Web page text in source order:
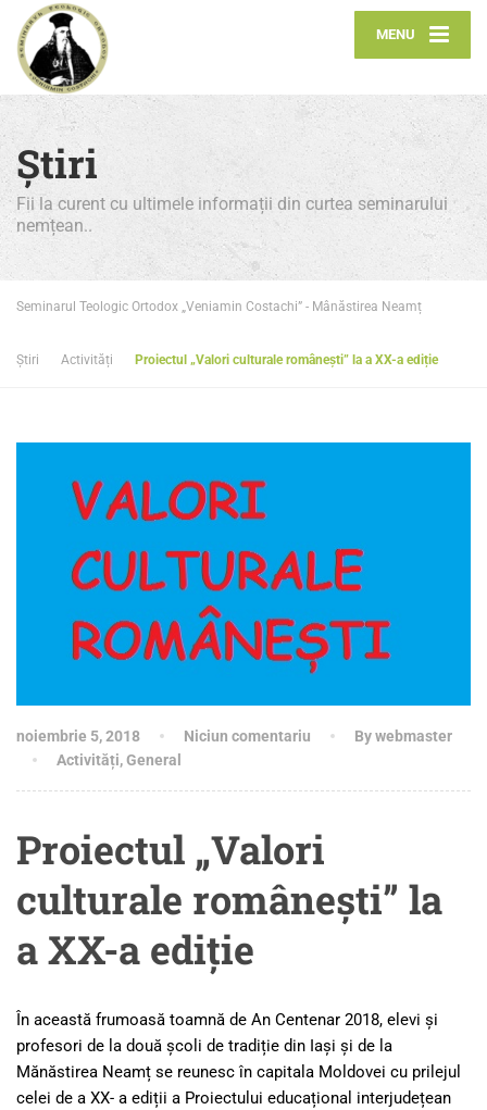
MENU
Știri
Fii la curent cu ultimele informații din curtea seminarului
nemțean..
Seminarul Teologic Ortodox „Veniamin Costachi” - Mânăstirea Neamț
Știri Activități Proiectul „Valori culturale românești” la a XX-a ediție
noiembrie 5, 2018 Niciun comentariu
By webmaster
Activități,General
Proiectul „Valori
culturale românești” la
a XX-a ediție
În această frumoasă toamnă de An Centenar 2018, elevi și
profesori de la două școli de tradiție din Iași și de la
Mănăstirea Neamț se reunesc în capitala Moldovei cu prilejul
celei de a XX- a ediții a Proiectului educațional interjudețean